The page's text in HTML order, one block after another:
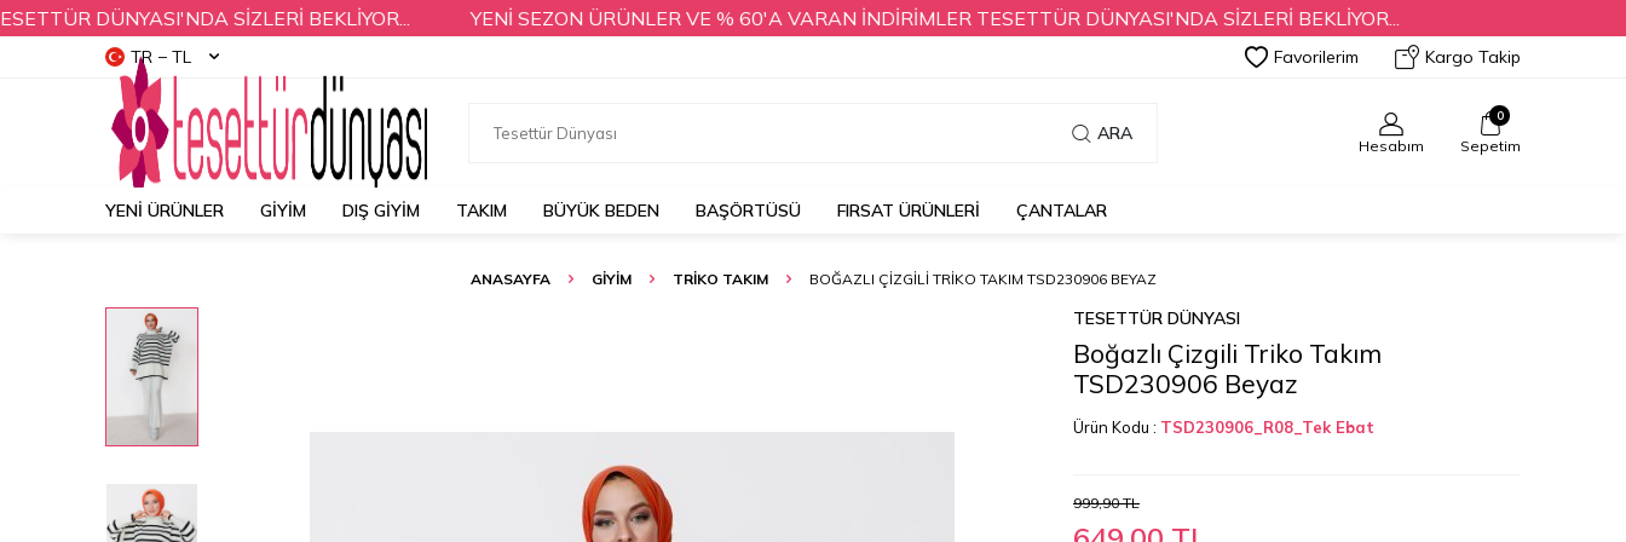
DÜNYASI'NDA SİZLERİ BEKLİYOR... YENİ SEZON ÜRÜNLER VE % 60'A VARAN İNDİRİMLER TESETTÜR DÜNYASI'NDA SİZLERİ BEKLİYOR...
TR − TL Favorilerim Kargo Takip
ARA
Hesabım
0
Sepetim
YENI ÜRÜNLER GİYİM DIŞ GİYİM TAKIM BÜYÜK BEDEN BAŞÖRTÜSÜ FIRSAT ÜRÜNLERİ ÇANTALAR
ANASAYFA GİYİM TRİKO TAKIM BOĞAZLI ÇIZGILI TRIKO TAKIM TSD230906 BEYAZ
TESETTÜR DÜNYASI
Boğazlı Çizgili Triko Takım
TSD230906 Beyaz
Ürün Kodu : TSD230906_R08_Tek Ebat
999,90TL